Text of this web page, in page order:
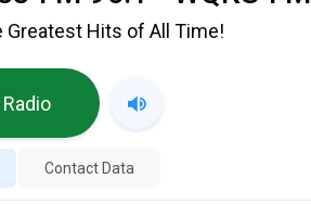
Greatest Hits of All Time!
Contact Data